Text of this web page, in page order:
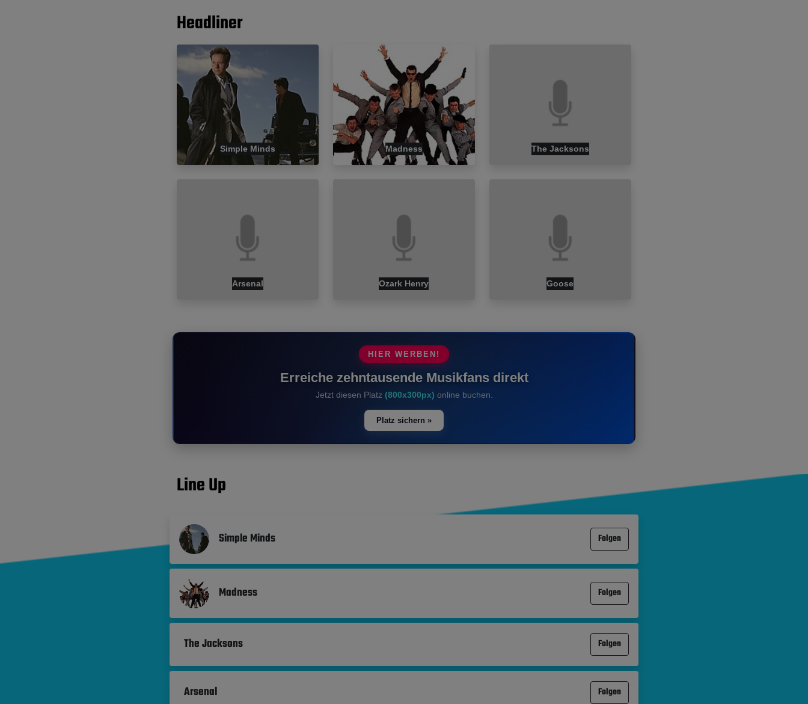
Headliner
Simple Minds Madness The Jacksons
Arsenal Ozark Henry Goose
HIER WERBEN!
Erreiche zehntausende Musikfans direkt
Jetzt diesen Platz (800x300px) online buchen.
Platz sichern »
Line Up
Simple Minds Folgen
Madness Folgen
The Jacksons Folgen
Arsenal Folgen